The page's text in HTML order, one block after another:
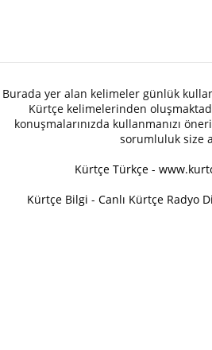
Burada yer alan kelimeler günlük
Kürtçe kelimelerinden
konuşmalarınızda kullanmanızı
sorumluluk size
Kürtçe Türkçe -
Kürtçe Bilgi - Canlı Kürtçe Radyo